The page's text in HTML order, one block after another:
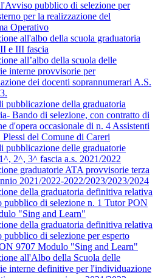
pubblico di selezione per
per la realizzazione del
Operativo
all'albo della scuola graduatoria
e III fascia
all’albo della scuola delle
interne provvisorie per
dei docenti soprannumerari A.S.
pubblicazione della graduatoria
Bando di selezione, con contratto di
d'opera occasionale di n. 4 Assistenti
del Comune di Careri
pubblicazione delle graduatorie
2^, 3^ fascia a.s. 2021/2022
graduatorie ATA provvisorie terza
2021/2022-2022/2023/2023/2024
della graduatoria definitiva relativa
pubblico di selezione n. 1 Tutor PON
"Sing and Learn"
della graduatoria definitiva relativa
di selezione per esperto
9707 Modulo "Sing and Learn"
all'Albo della Scuola delle
interne definitive per l'individuazione